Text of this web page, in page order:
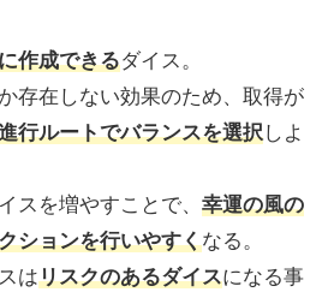
作成できるダイス。
存在しない効果のため、取得が
行ルートでバランスを選択しよ
スを増やすことで、 幸運の風の
ションを行いやすくなる。
はリスクのあるダイスになる事